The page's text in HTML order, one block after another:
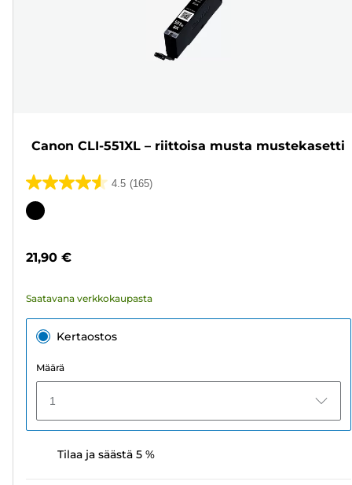
Canon CLI-551XL – riittoisa musta mustekasetti
4.5 (165)
4.5/5
tähteä.
Värikasetti
21,90 €
Saatavana verkkokaupasta
Kertaostos
Määrä
1
Tilaa ja säästä 5 %